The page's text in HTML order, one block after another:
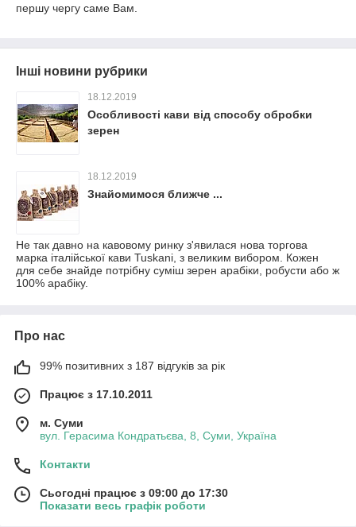
першу чергу саме Вам.
Інші новини рубрики
18.12.2019
Особливості кави від способу обробки
зерен
18.12.2019
Знайомимося ближче ...
Не так давно на кавовому ринку з'явилася нова торгова
марка італійської кави Tuskani, з великим вибором. Кожен
для себе знайде потрібну суміш зерен арабіки, робусти або ж
100% арабіку.
Про нас
99% позитивних з 187 відгуків за рік
Працює з 17.10.2011
м. Суми
вул. Герасима Кондратьєва, 8, Суми, Україна
Контакти
Сьогодні працює з 09:00 до 17:30
Показати весь графік роботи